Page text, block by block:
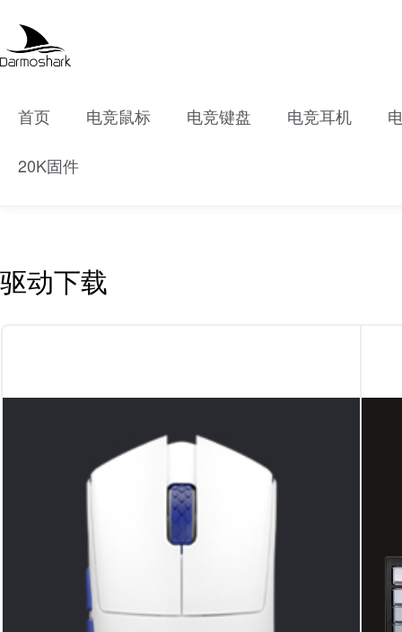
首页 电竞鼠标 电竞键盘 电竞耳机
20K固件
驱动下载